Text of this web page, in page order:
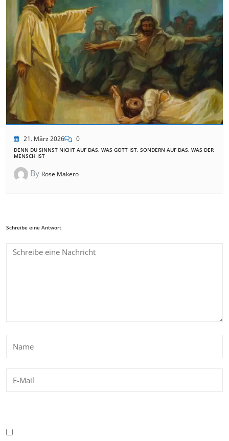
21. März 2026 0
DENN DU SINNST NICHT AUF DAS, WAS GOTT IST, SONDERN AUF DAS, WAS DER
MENSCH IST
By Rose Makero
Schreibe eine Antwort